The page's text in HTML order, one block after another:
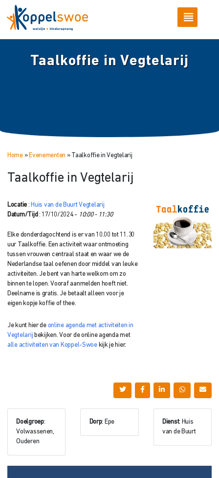
Taalkoffie in Vegtelarij
Home» Evenementen » Taalkoffie in Vegtelarij
Taalkoffie in Vegtelarij
Locatie : Huis van de Buurt Vegtelarij
Datum/Tijd : 17/10/2024 - 10:00 - 11:30
Elke donderdagochtend is er van 10.00 tot 11.30
uur Taalkoffie. Een activiteit waar ontmoeting
tussen vrouwen centraal staat en waar we de
Nederlandse taal oefenen door middel van leuke
activiteiten. Je bent van harte welkom om zo
binnen te lopen. Vooraf aanmelden hoeft niet.
Deelname is gratis. Je betaalt alleen voor je
eigen kopje koffie of thee.
Je kunt hier de online agenda met activiteiten in
Vegtelarij bekijken. Voor de online agenda met
alle activiteiten van Koppel-Swoekijk je hier.
Doelgroep:
Volwassenen,
Ouderen
Dorp: Epe Dienst: Huis
van de Buurt